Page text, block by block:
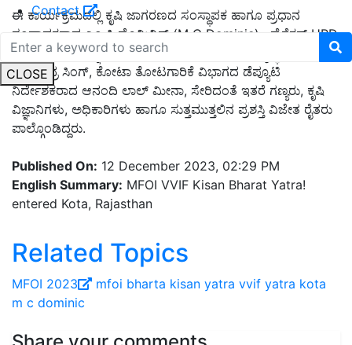
Contact
CLOSE
ಈ ಕಾರ್ಯಕ್ರಮದಲ್ಲಿ ಕೃಷಿ ಜಾಗರಣದ ಸಂಸ್ಥಾಪಕ ಹಾಗೂ ಪ್ರಧಾನ
ಸಂಪಾದಕರಾದ ಎಂ ಸಿ ಡೊಮಿನಿಕ್‌ (M C Dominic), ಡೈರೆಕ್ಟರ್‌ HRD
ಹಾಗೂ ಹಿರಿಯ ವಿಜ್ಞಾನಿಗಳು & ಕೋಟಾ KVK ಯ ಮುಖ್ಯಸ್ಥರು ಆದ ಡಾ.
ಮಹೇಂದ್ರ ಸಿಂಗ್‌, ಕೋಟಾ ತೋಟಗಾರಿಕೆ ವಿಭಾಗದ ಡೆಪ್ಯೂಟಿ
ನಿರ್ದೇಶಕರಾದ ಆನಂದಿ ಲಾಲ್‌ ಮೀನಾ, ಸೇರಿದಂತೆ ಇತರೆ ಗಣ್ಯರು, ಕೃಷಿ
ವಿಜ್ಞಾನಿಗಳು, ಅಧಿಕಾರಿಗಳು ಹಾಗೂ ಸುತ್ತಮುತ್ತಲಿನ ಪ್ರಶಸ್ತಿ ವಿಜೇತ ರೈತರು
ಪಾಲ್ಗೊಂಡಿದ್ದರು.
Published On: 12 December 2023, 02:29 PM
English Summary: MFOI VVIF Kisan Bharat Yatra!
entered Kota, Rajasthan
Related Topics
MFOI 2023 mfoi bharta kisan yatra vvif yatra kota
m c dominic